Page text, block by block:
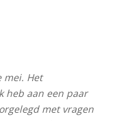
mei. Het
heb aan een paar
met vragen